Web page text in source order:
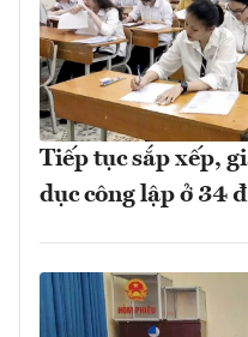
Tiếp tục sắp xếp,
dục công lập ở 34